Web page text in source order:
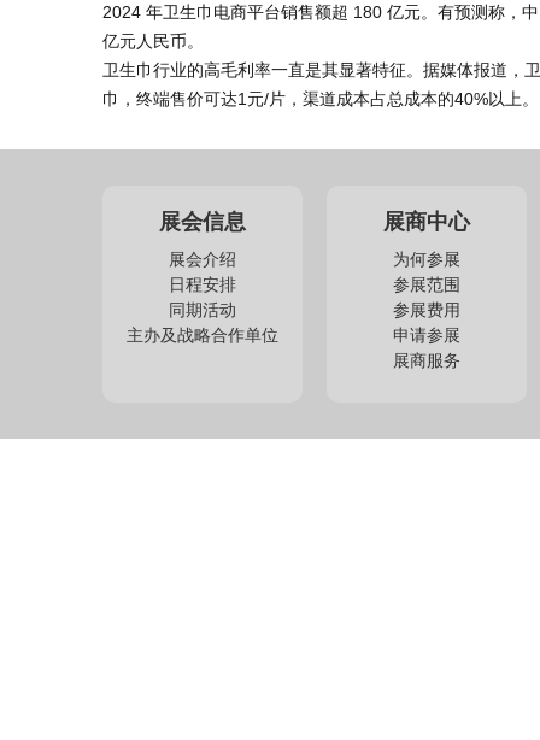
2024 年卫生巾电商平台销售额超 180 亿元。有预测称，
亿元人民币。
卫生巾行业的高毛利率一直是其显著特征。据媒体报道，
巾，终端售价可达1元/片，渠道成本占总成本的40%以上。
展会信息
展会介绍
日程安排
同期活动
主办及战略合作单位
展商中心
为何参展
参展范围
参展费用
申请参展
展商服务